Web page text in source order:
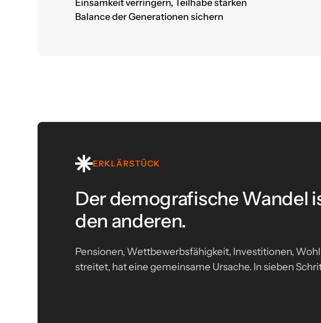
Einsamkeit verringern, Teilhabe stärken
Balance der Generationen sichern
ERKLÄRSTÜCK
Der demografische Wandel
den anderen.
Pensionen, Wettbewerbsfähigkeit, Investitionen,
streitet, hat eine gemeinsame Ursache. In sieben